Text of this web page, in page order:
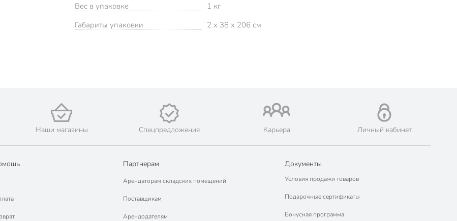
Вес в упаковке
1 кг
Габариты упаковки
2 x 38 x 206 см
Наши магазины Спецпредложения Карьера Личный кабинет
Партнерам
Арендаторам складских помещений
Поставщикам
Арендодателям
Документы
Условия продажи товаров
Подарочные сертификаты
Бонусная программа